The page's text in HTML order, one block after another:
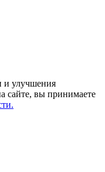
и улучшения
сайте, вы принимаете